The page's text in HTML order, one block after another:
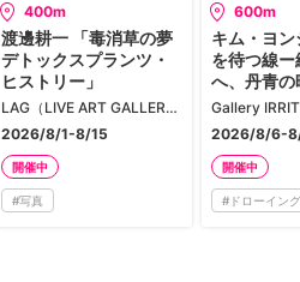
400m
渡邊耕一 「毒消草の夢
デトックスプランツ・
ヒストリー」
LAG（LIVE ART GALLERY）
2026/8/1-8/15
開催中
#写真
600m
キム・ヨ
を待つ線
へ、丹青の
2026/8/6-
開催中
# ドローイング